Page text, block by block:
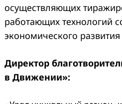
осуществляющих
работающих технологий
экономического
Директор
в Движении»: